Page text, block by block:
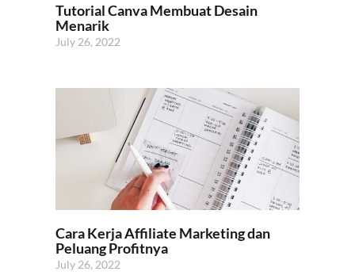
Tutorial Canva Membuat Desain
Menarik
July 26, 2022
Cara Kerja Affiliate Marketing dan
Peluang Profitnya
July 26, 2022